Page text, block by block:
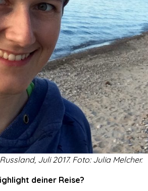
Juli 2017. Foto: Julia Melcher.
deiner Reise?